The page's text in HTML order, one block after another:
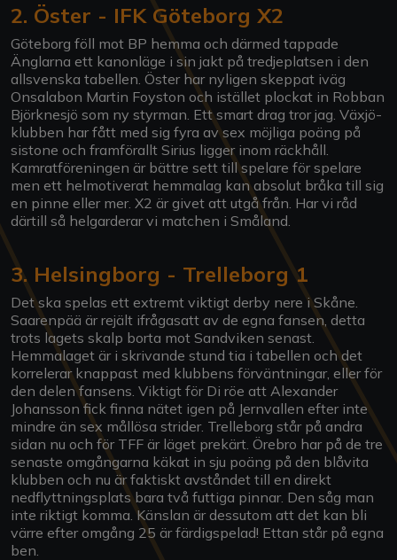
2. Öster - IFK Göteborg X2
Göteborg föll mot BP hemma och därmed tappade
Änglarna ett kanonläge i sin jakt på tredjeplatsen i den
allsvenska tabellen. Öster har nyligen skeppat iväg
Onsalabon Martin Foyston och istället plockat in Robban
Björknesjö som ny styrman. Ett smart drag tror jag. Växjö-
klubben har fått med sig fyra av sex möjliga poäng på
sistone och framförallt Sirius ligger inom räckhåll.
Kamratföreningen är bättre sett till spelare för spelare
men ett helmotiverat hemmalag kan absolut bråka till sig
en pinne eller mer. X2 är givet att utgå från. Har vi råd
därtill så helgarderar vi matchen i Småland.
3. Helsingborg - Trelleborg 1
Det ska spelas ett extremt viktigt derby nere i Skåne.
Saarenpää är rejält ifrågasatt av de egna fansen, detta
trots lagets skalp borta mot Sandviken senast.
Hemmalaget är i skrivande stund tia i tabellen och det
korrelerar knappast med klubbens förväntningar, eller för
den delen fansens. Viktigt för Di röe att Alexander
Johansson fick finna nätet igen på Jernvallen efter inte
mindre än sex mållösa strider. Trelleborg står på andra
sidan nu och för TFF är läget prekärt. Örebro har på de tre
senaste omgångarna käkat in sju poäng på den blåvita
klubben och nu är faktiskt avståndet till en direkt
nedflyttningsplats bara två futtiga pinnar. Den såg man
inte riktigt komma. Känslan är dessutom att det kan bli
värre efter omgång 25 är färdigspelad! Ettan står på egna
ben.